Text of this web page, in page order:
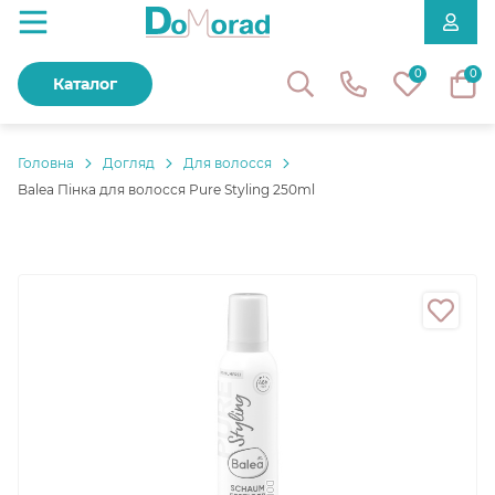
0 0
Каталог
Головнa Догляд
Для волосся
Balea Пінка для волосся Pure Styling 250ml